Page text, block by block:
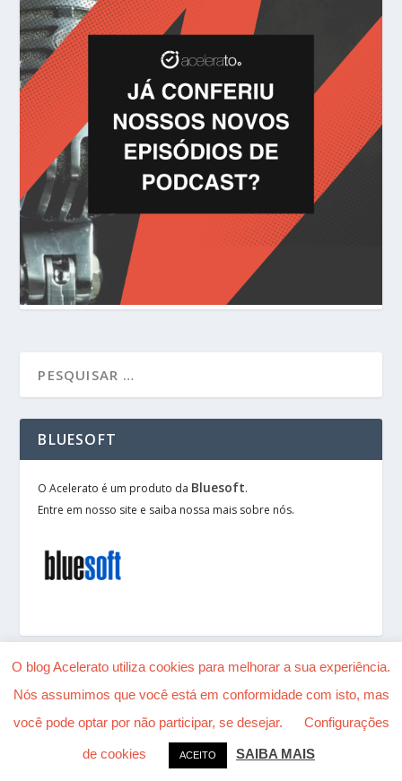
BLUESOFT
O Acelerato é um produto da Bluesoft.
Entre em nosso site e saiba nossa mais sobre nós.
Desenhado porElegant Themes| Alimentado por
O blog Acelerato utiliza cookies para melhorar a sua experiência.
Nós assumimos que você está em conformidade com isto, mas
você pode optar por não participar, se desejar.
Configurações
de cookies ACEITO SAIBA MAIS